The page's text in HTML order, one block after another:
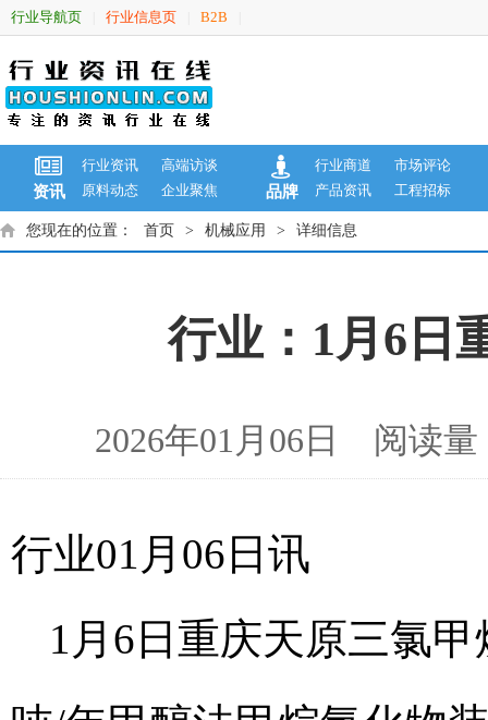
行业导航页 行业信息页 B2B
资讯
行业资讯
高端访谈
原料动态
企业聚焦 品牌
行业商道
市场评论
产品资讯
工程招标
您现在的位置： 首页 > 机械应用 > 详细信息
行业：1月6日
2026年01月06日 阅读
行业01月06日讯
1月6日重庆天原三氯